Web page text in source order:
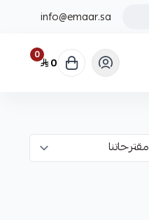
info@emaar.sa
0 0